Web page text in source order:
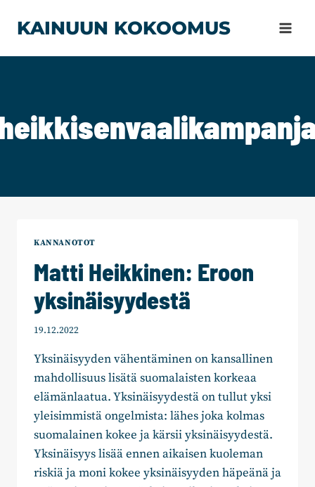
sisältöön
KAINUUN KOKOOMUS
KANNANOTOT
Matti Heikkinen: Eroon
yksinäisyydestä
19.12.2022
Yksinäisyyden vähentäminen on kansallinen
mahdollisuus lisätä suomalaisten korkeaa
elämänlaatua. Yksinäisyydestä on tullut yksi
yleisimmistä ongelmista: lähes joka kolmas
suomalainen kokee ja kärsii yksinäisyydestä.
Yksinäisyys lisää ennen aikaisen kuoleman
riskiä ja moni kokee yksinäisyyden häpeänä ja